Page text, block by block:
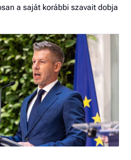
a saját korábbi szavait dobja